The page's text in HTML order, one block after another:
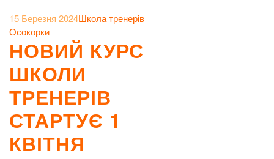
15 Березня 2024Школа тренерів
Осокорки
НОВИЙ КУРС
ШКОЛИ
ТРЕНЕРІВ
СТАРТУЄ 1
КВІТНЯ